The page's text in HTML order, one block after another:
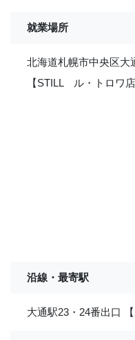
就業場所
北海道札幌市中央区
【STILL ル・トロワ店
沿線・最寄駅
大通駅23・24番出口